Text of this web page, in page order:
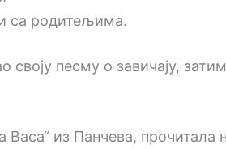
са родитељима.
песму о завичају,
из Панчева, прочитала